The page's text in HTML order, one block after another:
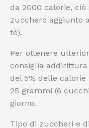
da 2000 calorie,
zucchero aggiunto
tè).
Per ottenere
consiglia
del 5% delle
25 grammi (6
giorno.
Tipo di zuccheri e